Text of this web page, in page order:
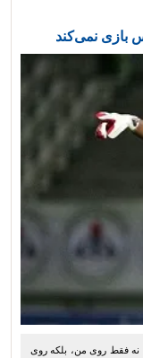
بازی نمی‌کند
فقط روی من، بلکه روی